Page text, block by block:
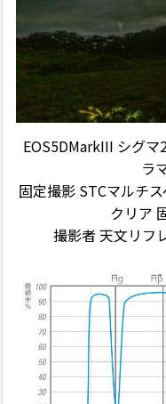
EOS5DMarkIII シグ
ラ
固定撮影 STCマルチ
クリア
撮影者 天文リフ